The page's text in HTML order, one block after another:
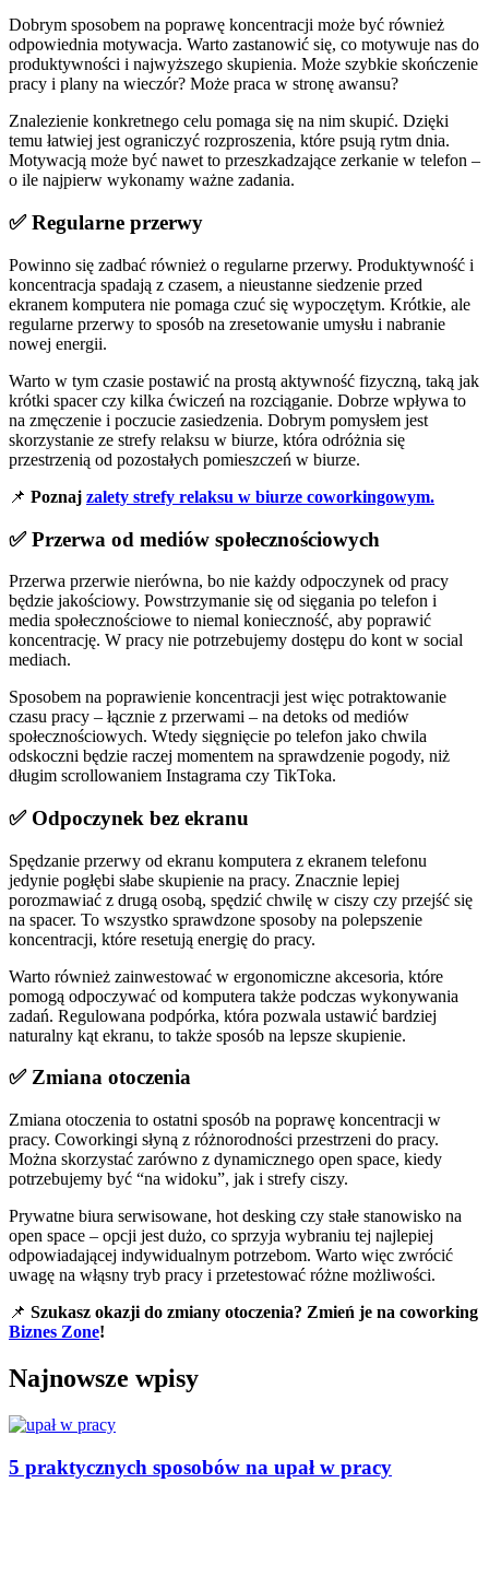
Dobrym sposobem na poprawę koncentracji może być również
odpowiednia motywacja. Warto zastanowić się, co motywuje nas do
produktywności i najwyższego skupienia. Może szybkie skończenie
pracy i plany na wieczór? Może praca w stronę awansu?
Znalezienie konkretnego celu pomaga się na nim skupić. Dzięki
temu łatwiej jest ograniczyć rozproszenia, które psują rytm dnia.
Motywacją może być nawet to przeszkadzające zerkanie w telefon –
o ile najpierw wykonamy ważne zadania.
✅ Regularne przerwy
Powinno się zadbać również o regularne przerwy. Produktywność i
koncentracja spadają z czasem, a nieustanne siedzenie przed
ekranem komputera nie pomaga czuć się wypoczętym. Krótkie, ale
regularne przerwy to sposób na zresetowanie umysłu i nabranie
nowej energii.
Warto w tym czasie postawić na prostą aktywność fizyczną, taką jak
krótki spacer czy kilka ćwiczeń na rozciąganie. Dobrze wpływa to
na zmęczenie i poczucie zasiedzenia. Dobrym pomysłem jest
skorzystanie ze strefy relaksu w biurze, która odróżnia się
przestrzenią od pozostałych pomieszczeń w biurze.
📌 Poznaj zalety strefy relaksu w biurze coworkingowym.
✅ Przerwa od mediów społecznościowych
Przerwa przerwie nierówna, bo nie każdy odpoczynek od pracy
będzie jakościowy. Powstrzymanie się od sięgania po telefon i
media społecznościowe to niemal konieczność, aby poprawić
koncentrację. W pracy nie potrzebujemy dostępu do kont w social
mediach.
Sposobem na poprawienie koncentracji jest więc potraktowanie
czasu pracy – łącznie z przerwami – na detoks od mediów
społecznościowych. Wtedy sięgnięcie po telefon jako chwila
odskoczni będzie raczej momentem na sprawdzenie pogody, niż
długim scrollowaniem Instagrama czy TikToka.
✅ Odpoczynek bez ekranu
Spędzanie przerwy od ekranu komputera z ekranem telefonu
jedynie pogłębi słabe skupienie na pracy. Znacznie lepiej
porozmawiać z drugą osobą, spędzić chwilę w ciszy czy przejść się
na spacer. To wszystko sprawdzone sposoby na polepszenie
koncentracji, które resetują energię do pracy.
Warto również zainwestować w ergonomiczne akcesoria, które
pomogą odpoczywać od komputera także podczas wykonywania
zadań. Regulowana podpórka, która pozwala ustawić bardziej
naturalny kąt ekranu, to także sposób na lepsze skupienie.
✅ Zmiana otoczenia
Zmiana otoczenia to ostatni sposób na poprawę koncentracji w
pracy. Coworkingi słyną z różnorodności przestrzeni do pracy.
Można skorzystać zarówno z dynamicznego open space, kiedy
potrzebujemy być “na widoku”, jak i strefy ciszy.
Prywatne biura serwisowane, hot desking czy stałe stanowisko na
open space – opcji jest dużo, co sprzyja wybraniu tej najlepiej
odpowiadającej indywidualnym potrzebom. Warto więc zwrócić
uwagę na włąsny tryb pracy i przetestować różne możliwości.
📌 Szukasz okazji do zmiany otoczenia? Zmień je na coworking
Biznes Zone!
Najnowsze wpisy
5 praktycznych sposobów na upał w pracy